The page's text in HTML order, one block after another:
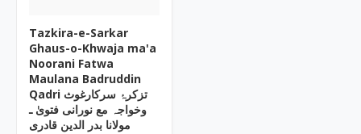
Tazkira-e-Sarkar
Ghaus-o-Khwaja ma'a
Noorani Fatwa
Maulana Badruddin
Qadri تزکرۂ سرکارغوث
وخواجہ مع نورانی فتویٰ ـ
مولانا بدر الدین قادری